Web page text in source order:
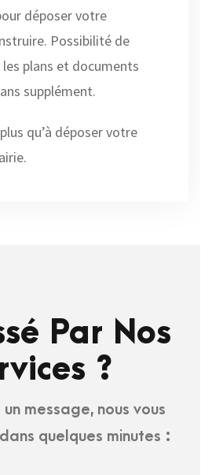
déposer votre
Possibilité de
plans et documents
supplément.
qu’à déposer votre
Par Nos
?
message, nous vous
quelques minutes :